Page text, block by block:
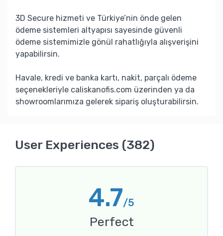
3D Secure hizmeti ve Türkiye’nin önde gelen
ödeme sistemleri altyapısı sayesinde güvenli
ödeme sistemimizle gönül rahatlığıyla alışverişini
yapabilirsin.
Havale, kredi ve banka kartı, nakit, parçalı ödeme
seçenekleriyle caliskanofis.com üzerinden ya da
showroomlarımıza gelerek sipariş oluşturabilirsin.
User Experiences (382)
4.7/5
Perfect